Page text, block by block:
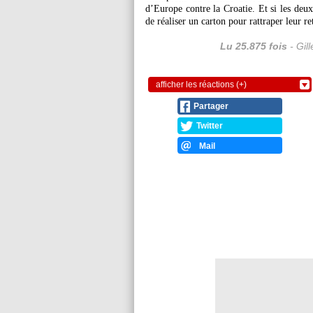
d’Europe contre la Croatie. Et si les
de réaliser un carton pour rattraper leur
Lu 25.875 fois -
afficher les réactions (+)
Partager
Twitter
Mail